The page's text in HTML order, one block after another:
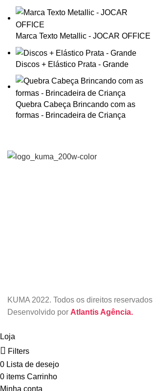
Marca Texto Metallic - JOCAR OFFICE
Discos + Elástico Prata - Grande
Quebra Cabeça Brincando com as
formas - Brincadeira de Criança
KUMA 2022. Todos os direitos reservados
Desenvolvido por Atlantis Agência.
Loja
Filters
0 Lista de desejo
0 items Carrinho
Minha conta